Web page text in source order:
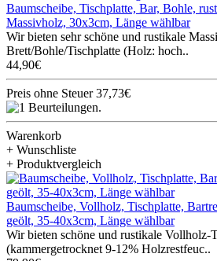
Baumscheibe, Tischplatte, Bar, Bohle,
Massivholz, 30x3cm, Länge wählbar
Wir bieten sehr schöne und rustikale
Brett/Bohle/Tischplatte (Holz: hoch..
44,90€
Preis ohne Steuer 37,73€
Warenkorb
+ Wunschliste
+ Produktvergleich
Baumscheibe, Vollholz, Tischplatte,
geölt, 35-40x3cm, Länge wählbar
Wir bieten schöne und rustikale Vollholz-
(kammergetrocknet 9-12% Holzrestfeuc..